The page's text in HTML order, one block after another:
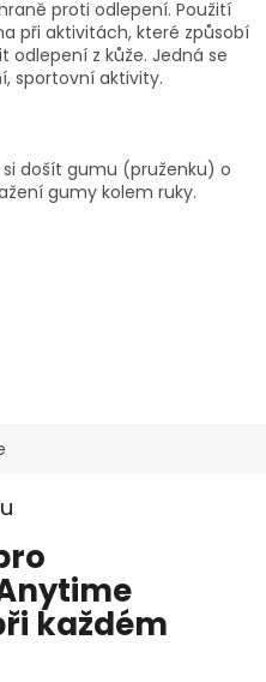
proti odlepení. Použití
při aktivitách, které způsobí
odlepení z kůže. Jedná se
sportovní aktivity.
došít gumu (pruženku) o
gumy kolem ruky.
každém